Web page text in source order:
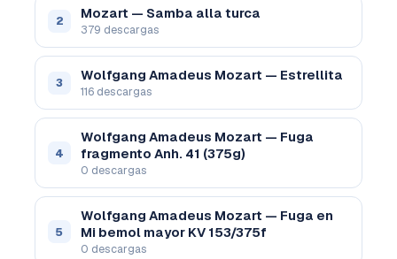
2 Mozart — Samba alla turca
379 descargas
3 Wolfgang Amadeus Mozart — Estrellita
116 descargas
4
Wolfgang Amadeus Mozart — Fuga
fragmento Anh. 41 (375g)
0 descargas
5
Wolfgang Amadeus Mozart — Fuga en
Mi bemol mayor KV 153/375f
0 descargas